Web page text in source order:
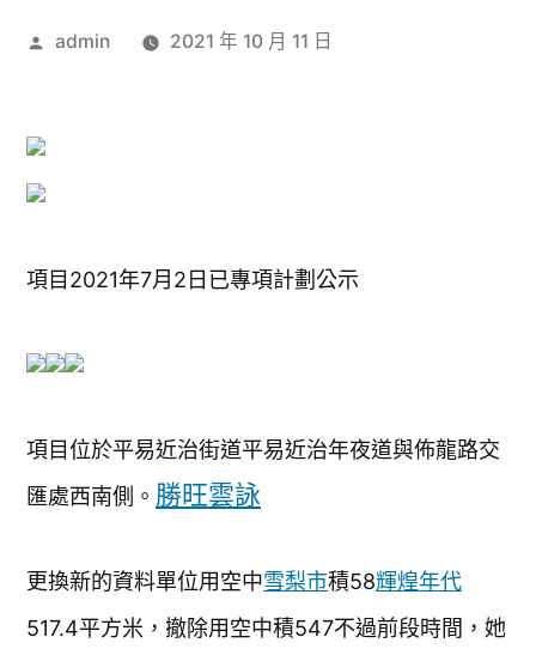
作
admin 2021 年 10 月 11 日
項目2021年7月2日已專項計劃公示
項目位於平易近治街道平易近治年夜道與佈龍路交
匯處西南側。 勝旺雲詠
更換新的資料單位用空中雪梨市積58輝煌年代
517.4平方米，撤除用空中積547不過前段時間，她